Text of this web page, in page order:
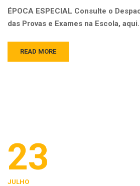
ÉPOCA ESPECIAL Consulte o
das Provas e Exames na Escola, aqui.
READ MORE
23
JULHO